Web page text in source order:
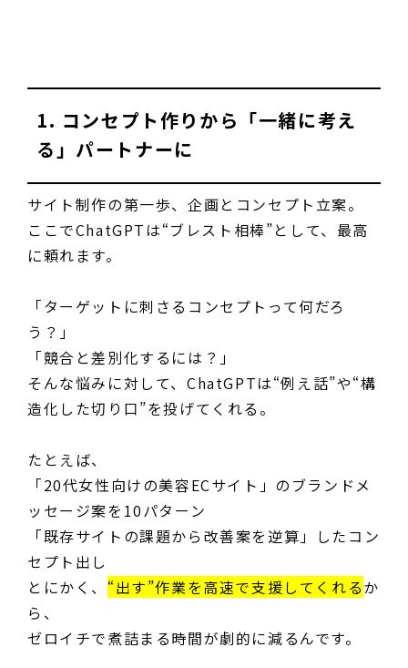
1. コンセプト作りから「一緒に考え
る」パートナーに
サイト制作の第一歩、企画とコンセプト立案。
ここでChatGPTは“ブレスト相棒”として、最高
に頼れます。
「ターゲットに刺さるコンセプトって何だろ
う？」
「競合と差別化するには？」
そんな悩みに対して、ChatGPTは“例え話”や“構
造化した切り口”を投げてくれる。
たとえば、
「20代女性向けの美容ECサイト」のブランドメ
ッセージ案を10パターン
「既存サイトの課題から改善案を逆算」したコン
セプト出し
とにかく、 “出す”作業を高速で支援してくれるか
ら、
ゼロイチで煮詰まる時間が劇的に減るんです。